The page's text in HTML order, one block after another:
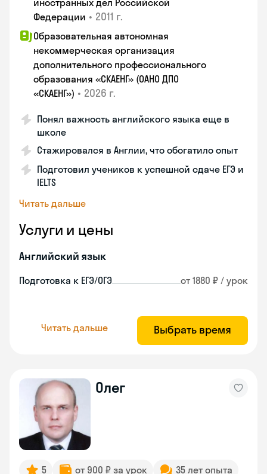
иностранных дел Российской
Федерации • 2011 г.
Образовательная автономная
некоммерческая организация
дополнительного профессионального
образования «СКАЕНГ» (ОАНО ДПО
«СКАЕНГ») • 2026 г.
Понял важность английского языка еще в
школе
Стажировался в Англии, что обогатило опыт
Подготовил учеников к успешной сдаче ЕГЭ и
IELTS
Читать дальше
Услуги и цены
Английский язык
Подготовка к ЕГЭ/ОГЭ от 1880 ₽ / урок
Читать дальше Выбрать время
Олег
5 от 900 ₽ за урок 35 лет опыта